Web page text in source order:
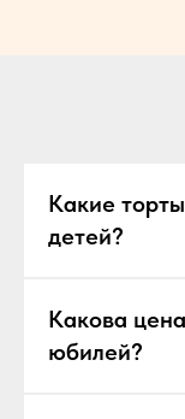
Какие
детей?
Какова
юбилей?